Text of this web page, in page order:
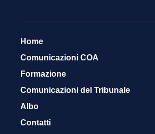
Home
Comunicazioni COA
Formazione
Comunicazioni del Tribunale
Albo
Contatti